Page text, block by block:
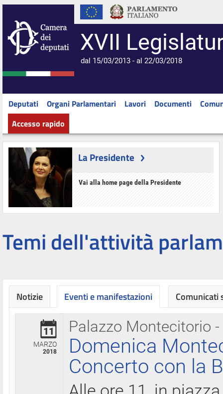
XVII
dal 15/03/2013 - al 22/03/2018
Deputati Organi Parlamentari Lavori Documenti
Accesso rapido
La Presidente
Vai alla home page della Presidente
Temi dell'attività
Notizie Eventi e manifestazioni
Palazzo Montecitorio
11
MARZO
2018
Domenica
Concerto con la
Comunicati